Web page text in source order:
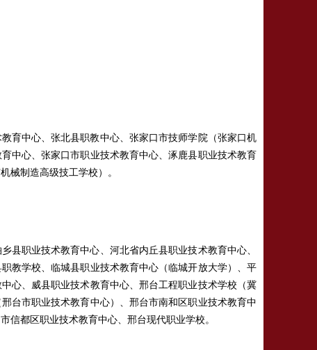
中心、张北县职教中心、张家口市技师学院（张家口机
中心、张家口市职业技术教育中心、涿鹿县职业技术教育
械制造高级技工学校）。
职业技术教育中心、河北省内丘县职业技术教育中心、
教学校、临城县职业技术教育中心（临城开放大学）、平
心、威县职业技术教育中心、邢台工程职业技术学校（冀
台市职业技术教育中心）、邢台市南和区职业技术教育中
信都区职业技术教育中心、邢台现代职业学校。